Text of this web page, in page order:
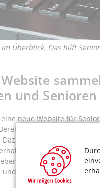
Überblick. Das hilft
und Senioren
neue Website für
Soziales,
Dazu gehören
der
wie Informationen
und Themen abrufbar, sie